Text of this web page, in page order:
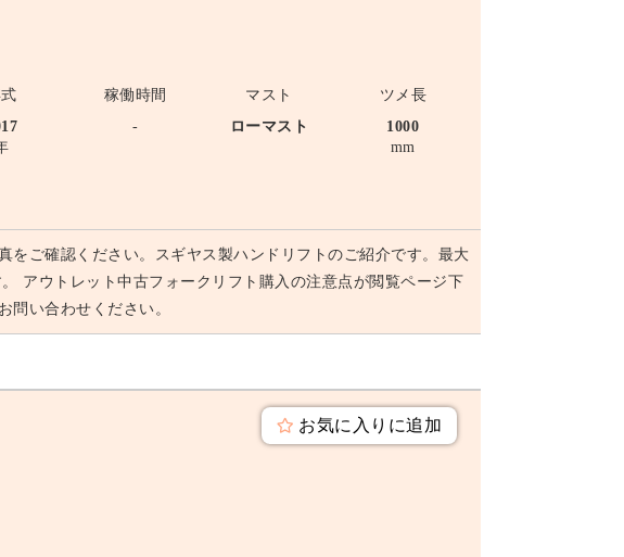
稼働時間 マスト
ツメ長
- ローマスト
1000
mm
ご確認ください。スギヤス製ハンドリフトのご紹介です。最大
アウトレット中古フォークリフト購入の注意点が閲覧ページ下
問い合わせください。
お気に入りに追加